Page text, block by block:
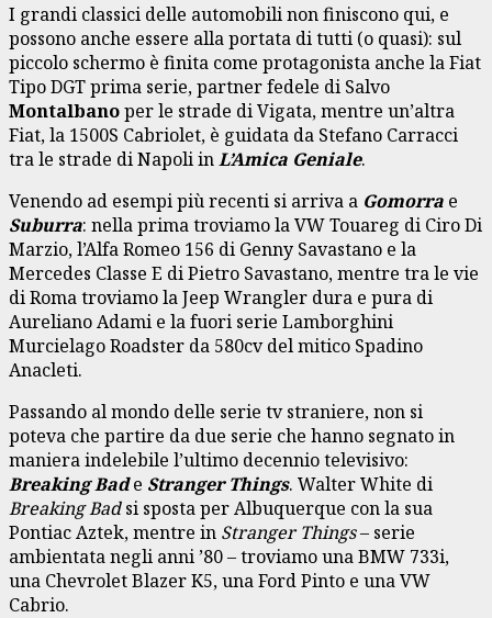
I grandi classici delle automobili non finiscono qui, e
possono anche essere alla portata di tutti (o quasi): sul
piccolo schermo è finita come protagonista anche la Fiat
Tipo DGT prima serie, partner fedele di Salvo
Montalbanoper le strade di Vigata, mentre un’altra
Fiat, la 1500S Cabriolet, è guidata da Stefano Carracci
tra le strade di Napoli inL’Amica Geniale.
Venendo ad esempi più recenti si arriva a Gomorra e
Suburra: nella prima troviamo la VW Touareg di Ciro Di
Marzio, l’Alfa Romeo 156 di Genny Savastano e la
Mercedes Classe E di Pietro Savastano, mentre tra le vie
di Roma troviamo la Jeep Wrangler dura e pura di
Aureliano Adami e la fuori serie Lamborghini
Murcielago Roadster da 580cv del mitico Spadino
Anacleti.
Passando al mondo delle serie tv straniere, non si
poteva che partire da due serie che hanno segnato in
maniera indelebile l’ultimo decennio televisivo:
Breaking Bade Stranger Things. Walter White di
Breaking Badsi sposta per Albuquerque con la sua
Pontiac Aztek, mentre in Stranger Things– serie
ambientata negli anni ’80 – troviamo una BMW 733i,
una Chevrolet Blazer K5, una Ford Pinto e una VW
Cabrio.